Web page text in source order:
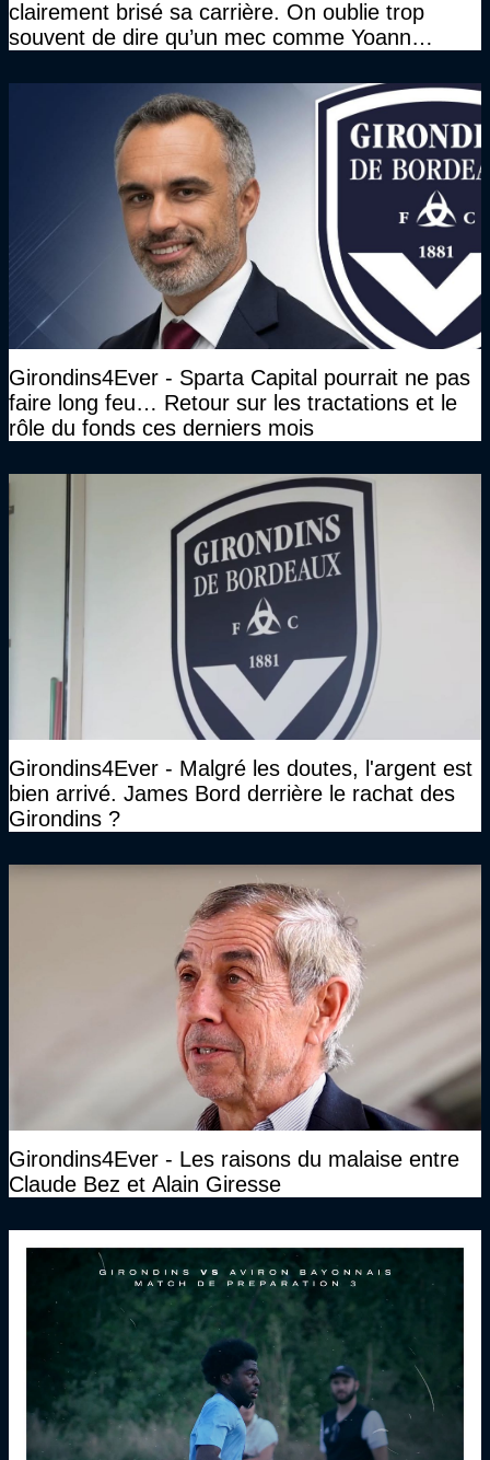
clairement brisé sa carrière. On oublie trop
souvent de dire qu’un mec comme Yoann
Girondins4Ever - Sparta Capital pourrait ne pas
faire long feu… Retour sur les tractations et le
rôle du fonds ces derniers mois
Girondins4Ever - Malgré les doutes, l'argent est
bien arrivé. James Bord derrière le rachat des
Girondins ?
Girondins4Ever - Les raisons du malaise entre
Claude Bez et Alain Giresse